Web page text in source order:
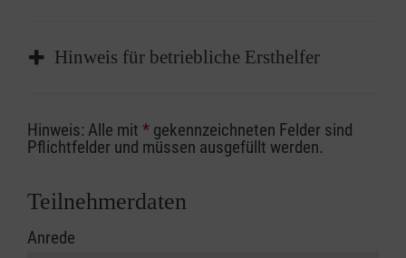
Hinweis für betriebliche Ersthelfer
Sofern Sie ein Kostenübernahmeverfahren
Ihrer Berufsgenossenschaft / Unfallkasse
Abrechnungsunterlagen spätestens zu
erfolgt eine Abrechnung der vollen Kursgebühr
Hinweis: Alle mit * gekennzeichneten Felder sind
Pflichtfelder und müssen ausgefüllt werden.
Teilnehmerdaten
Anrede